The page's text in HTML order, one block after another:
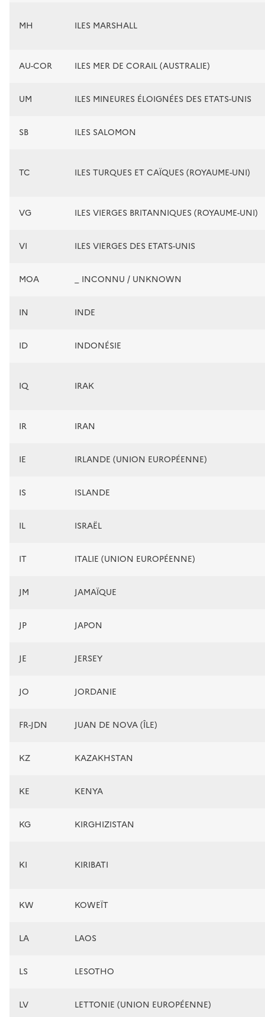
MH ILES MARSHALL
AU-COR ILES MER DE CORAIL (AUSTRALIE)
UM ILES MINEURES ÉLOIGNÉES DES ETATS-UNIS
SB ILES SALOMON
TC ILES TURQUES ET CAÏQUES (ROYAUME-UNI)
VG ILES VIERGES BRITANNIQUES (ROYAUME-UNI)
VI ILES VIERGES DES ETATS-UNIS
MOA _ INCONNU / UNKNOWN
IN INDE
ID INDONÉSIE
IQ IRAK
IR IRAN
IE IRLANDE (UNION EUROPÉENNE)
IS ISLANDE
IL ISRAËL
IT ITALIE (UNION EUROPÉENNE)
JM JAMAÏQUE
JP JAPON
JE JERSEY
JO JORDANIE
FR-JDN JUAN DE NOVA (ÎLE)
KZ KAZAKHSTAN
KE KENYA
KG KIRGHIZISTAN
KI KIRIBATI
KW KOWEÏT
LA LAOS
LS LESOTHO
LV LETTONIE (UNION EUROPÉENNE)